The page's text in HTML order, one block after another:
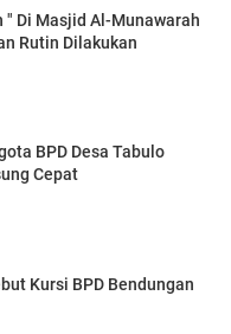
" Di Masjid Al-Munawarah
Rutin Dilakukan
BPD Desa Tabulo
Cepat
Kursi BPD Bendungan